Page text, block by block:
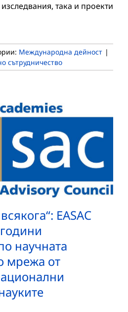
така и проекти
Международна дейност |
сътрудничество
EASAC
научната
мрежа от